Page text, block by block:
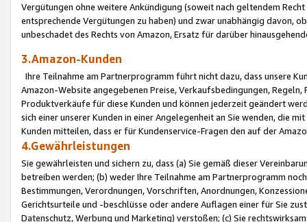
Vergütungen ohne weitere Ankündigung (soweit nach geltendem
entsprechende Vergütungen zu haben) und zwar unabhängig davon,
unbeschadet des Rechts von Amazon, Ersatz für darüber
3.Amazon-Kunden
Ihre Teilnahme am Partnerprogramm führt nicht dazu, dass unsere
Amazon-Website angegebenen Preise, Verkaufsbedingungen,
Produktverkäufe für diese Kunden und können jederzeit geändert
sich einer unserer Kunden in einer Angelegenheit an Sie wenden, die
Kunden mitteilen, dass er für Kundenservice-Fragen den auf der
4.Gewährleistungen
Sie gewährleisten und sichern zu, dass (a) Sie gemäß dieser
betreiben werden; (b) weder Ihre Teilnahme am Partnerprogramm
Bestimmungen, Verordnungen, Vorschriften, Anordnungen,
Gerichtsurteile und -beschlüsse oder andere Auflagen einer für Sie
Datenschutz, Werbung und Marketing) verstoßen; (c) Sie